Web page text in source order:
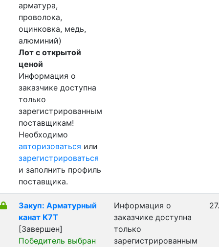
арматура,
проволока,
оцинковка, медь,
алюминий)
Лот с открытой
ценой
Информация о
заказчике доступна
только
зарегистрированным
поставщикам!
Необходимо
авторизоваться или
зарегистрироваться
и заполнить профиль
поставщика.
Закуп: Арматурный
канат К7Т
[Завершен]
Победитель выбран
Информация о
заказчике доступна
только
зарегистрированным